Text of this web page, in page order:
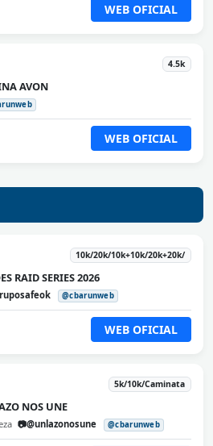
WEB OFICIAL
4.5k
AVON
WEB OFICIAL
10k/20k/10k+10k/20k+20k/
RAID SERIES 2026
@cbarunweb
WEB OFICIAL
5k/10k/Caminata
NOS UNE
📷@unlazonosune @cbarunweb